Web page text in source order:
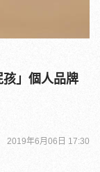
」個人品牌
2019年6月06日 17:30